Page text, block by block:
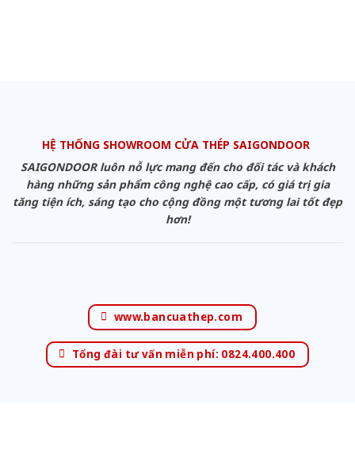
HỆ THỐNG SHOWROOM CỬA THÉP SAIGONDOOR
SAIGONDOOR luôn nỗ lực mang đến cho đối tác và khách
hàng những sản phẩm công nghệ cao cấp, có giá trị gia
tăng tiện ích, sáng tạo cho cộng đồng một tương lai tốt đẹp
hơn!
www.bancuathep.com
Tổng đài tư vấn miễn phí: 0824.400.400